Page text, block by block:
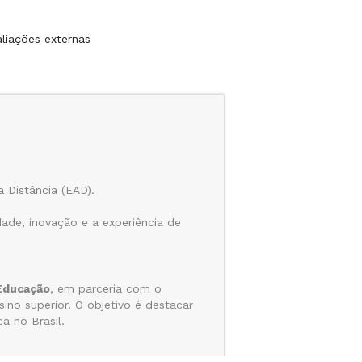
externas
(EAD).
inovação e a experiência de
, em parceria com o
superior. O objetivo é destacar
no Brasil.